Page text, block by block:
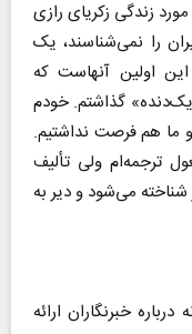
زندگی زکریای رازی
را نمی‌شناسند، یک
اولین آنهاست که
گذاشتم. خودم
و ما هم فرصت نداشتیم.
ترجمه‌ام ولی تألیف
می‌شود و دیر به
خبرنگاران ارائه